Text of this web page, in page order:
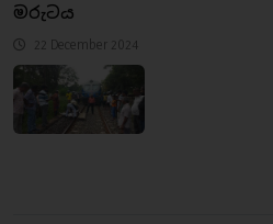
මරුටය
22 December 2024